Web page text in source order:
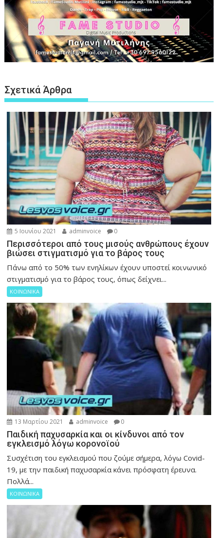
Σχετικά Άρθρα
5 Ιουνίου 2021 adminvoice 0
Περισσότεροι από τους μισούς ανθρώπους έχουν
βιώσει στιγματισμό για το βάρος τους
Πάνω από το 50% των ενηλίκων έχουν υποστεί κοινωνικό
στιγματισμό για το βάρος τους, όπως δείχνει...
ΚΟΙΝΩΝΙΚΑ
13 Μαρτίου 2021 adminvoice 0
Παιδική παχυσαρκία και οι κίνδυνοι από τον
εγκλεισμό λόγω κορονοϊού
Συσχέτιση του εγκλεισμού που ζούμε σήμερα, λόγω Covid-
19, με την παιδική παχυσαρκία κάνει πρόσφατη έρευνα.
Πολλά...
ΚΟΙΝΩΝΙΚΑ